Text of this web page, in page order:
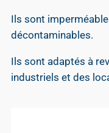
Ils sont
décontaminables.
Ils sont adaptés à
industriels et des